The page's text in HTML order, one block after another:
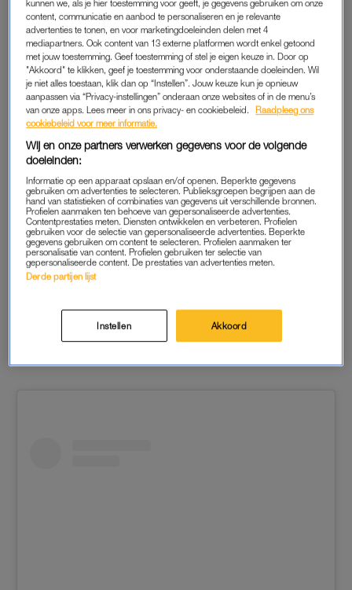
ANDRÉ HAZES EN NOA BRAAF
Dat succes is mooi, maar André is vooral druk met iets anders:
zijn grote liefde Noa.Op Instagram deelt de zanger een reeks
persoonlijke foto’s: van tourmomenten tot backstagebeelden
en daar tussendoor verschijnt Noa steeds weer.
De twee houden hun relatie meestal buiten de spotlights, maar
de foto’s laten zien hoe close ze zijn. Volgers reageren massaal
rode hartjes onder het bericht.
MONIQUE WESTENBERG
Zelfs Monique Westenberg, zijn ex en moeder van zijn zoon
Lightless Loungezei ze onlangs: “Ik denk dat het oprecht is en
dat hij echt iemand heeft gevonden met wie hij voor een
kunnen we, als je hier toestemming voor geeft, je gegevens gebruiken om onze
content, communicatie en aanbod te personaliseren en je relevante
advertenties te tonen, en voor marketingdoeleinden delen met 4
mediapartners. Ook content van 13 externe platformen wordt enkel getoond
met jouw toestemming. Geef toestemming of stel je eigen keuze in. Door op
"Akkoord" te klikken, geef je toestemming voor onderstaande doeleinden. Wil
je niet alles toestaan, klik dan op “Instellen”. Jouw keuze kun je opnieuw
aanpassen via “Privacy-instellingen” onderaan onze websites of in de menu’s
van onze apps. Lees meer in ons privacy- en cookiebeleid.
Raadpleeg ons
cookiebeleid voor meer informatie.
Wij en onze partners verwerken gegevens voor de volgende
doeleinden:
Informatie op een apparaat opslaan en/of openen. Beperkte gegevens
gebruiken om advertenties te selecteren. Publieksgroepen begrijpen aan de
hand van statistieken of combinaties van gegevens uit verschillende bronnen.
Profielen aanmaken ten behoeve van gepersonaliseerde advertenties.
Contentprestaties meten. Diensten ontwikkelen en verbeteren. Profielen
gebruiken voor de selectie van gepersonaliseerde advertenties. Beperkte
gegevens gebruiken om content te selecteren. Profielen aanmaken ter
personalisatie van content. Profielen gebruiken ter selectie van
gepersonaliseerde content. De prestaties van advertenties meten.
Derde partijen lijst
Instellen Akkoord